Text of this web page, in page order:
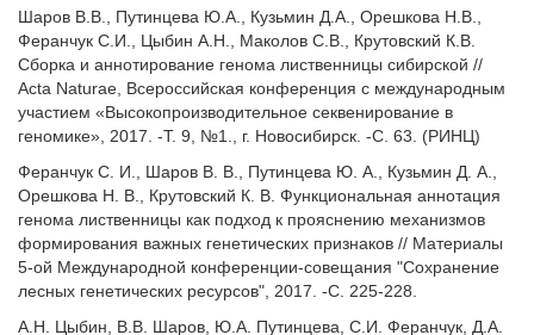
Шаров В.В., Путинцева Ю.А., Кузьмин Д.А., Орешкова Н.В.,
Феранчук С.И., Цыбин А.Н., Маколов С.В., Крутовский К.В.
Сборка и аннотирование генома лиственницы сибирской //
Acta Naturae, Всероссийская конференция с международным
участием «Высокопроизводительное секвенирование в
геномике», 2017. -Т. 9, №1., г. Новосибирск. -С. 63. (РИНЦ)
Феранчук С. И., Шаров В. В., Путинцева Ю. А., Кузьмин Д. А.,
Орешкова Н. В., Крутовский К. В. Функциональная аннотация
генома лиственницы как подход к прояснению механизмов
формирования важных генетических признаков // Материалы
5-ой Международной конференции-совещания "Сохранение
лесных генетических ресурсов", 2017. -С. 225-228.
А.Н. Цыбин, В.В. Шаров, Ю.А. Путинцева, С.И. Феранчук, Д.А.